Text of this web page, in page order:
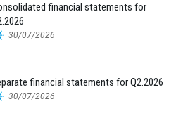
financial statements for
30/07/2026
financial statements for Q2.2026
30/07/2026